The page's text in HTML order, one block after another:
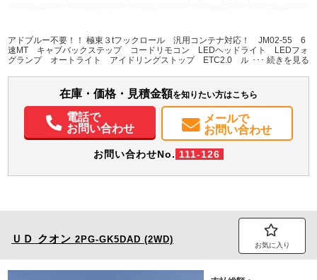
千葉県 -
W:1,695
H:1,980
無
パワステ パワーウィンドウ ABS エアバッグ
集中ドアロック
電動格納ミラー
ETC バックモニター
記録簿（一部含む）
取扱説明書（一部含む）
メンテナンスノート（保証書）
アドブルー不要！！ 極東３tフックロール 汎用コンテナ対応！ JM02-55 6
速MT キャブバックステップ コードリモコン LEDヘッドライト LEDフォ
グランプ オートライト アイドリングストップ ETC2.0 ルームミラー一体
在庫・価格・見積金額を知りたい方はこちら
電話で
お問い合わせ
メールで
お問い合わせ
お問い合わせNo. 111-126
ＵＤ クオン 2PG-GK5DAD (2WD)
お気に入り